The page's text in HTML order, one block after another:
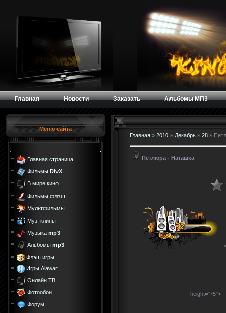
Главная Новости Заказать Альбомы МП3
Меню сайта
Главная страница
Фильмы DivX
В мире кино
Фильмы флэш
Мультфильмы
Муз. клипы
Музыка mp3
Альбомы mp3
Флэш игры
Игры Alawar
Онлайн ТВ
Фотообои
Форум
Главная » 2010 » Декабрь » 28 »
Петлюра - Наташка
height="75">